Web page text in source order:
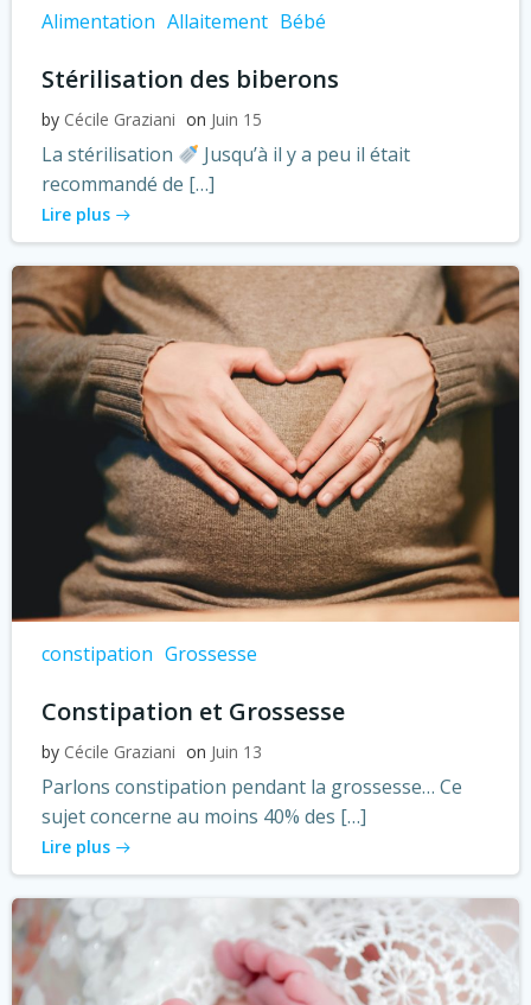
Alimentation Allaitement Bébé
Stérilisation des biberons
by Cécile Graziani on Juin 15
La stérilisation
Jusqu’à il y a peu il était
recommandé de […]
Lire plus
constipation Grossesse
Constipation et Grossesse
by Cécile Graziani on Juin 13
Parlons constipation pendant la grossesse… Ce
sujet concerne au moins 40% des […]
Lire plus